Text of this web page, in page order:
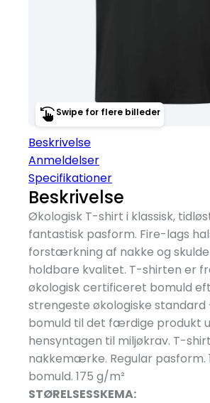
Swipe for flere billeder
Beskrivelse
Anmeldelser
Specifikationer
Beskrivelse
Økologisk T-shirt i klassisk,
fantastisk pasform. Fire-lags
forstærkning af nakke og
holdbare kvalitet. T-shirten er
økologisk certificeret bomuld
strengeste økologiske standard
bomuld til det færdige produkt
hensyntagen til miljøkrav. T-
nakkemærke. Regular pasform.
bomuld. 175 g/m²
STØRELSESSKEMA: